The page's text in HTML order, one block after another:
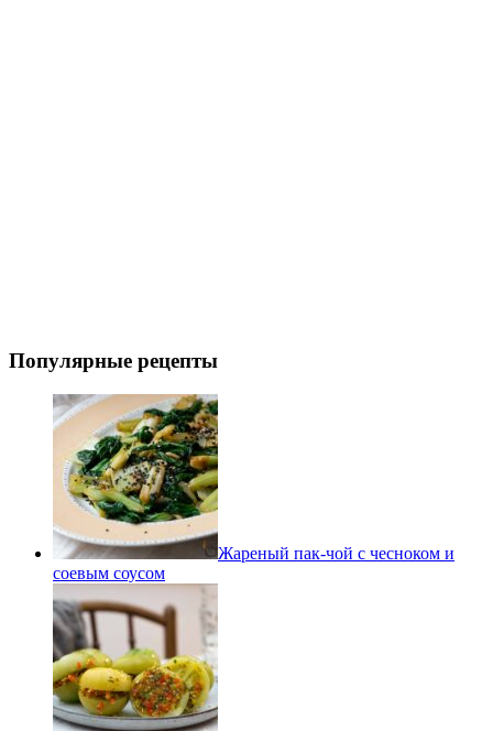
Популярные рецепты
Жареный пак-чой с чесноком и
соевым соусом